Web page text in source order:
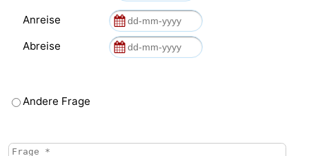
Anreise
Abreise
Andere Frage